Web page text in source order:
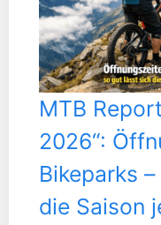
MTB
2026“:
Bikeparks
die Saison